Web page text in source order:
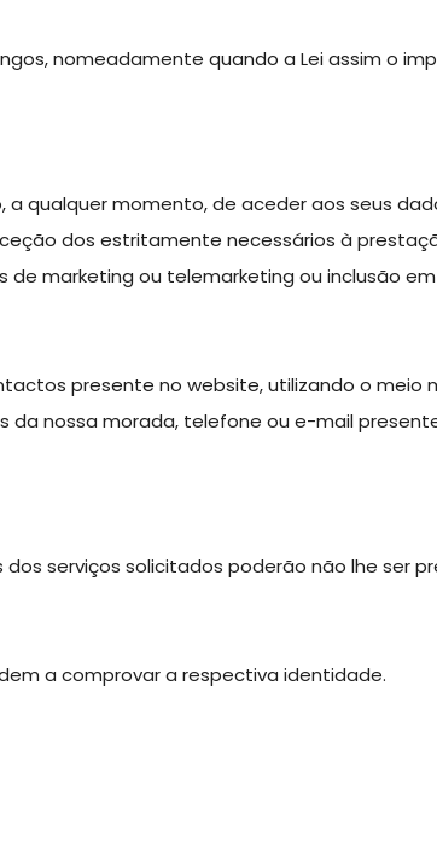
nomeadamente quando a Lei assim o
qualquer momento, de aceder aos seus
dos estritamente necessários à
marketing ou telemarketing ou inclusão
presente no website, utilizando o meio
nossa morada, telefone ou e-mail
serviços solicitados poderão não lhe ser
a comprovar a respectiva identidade.